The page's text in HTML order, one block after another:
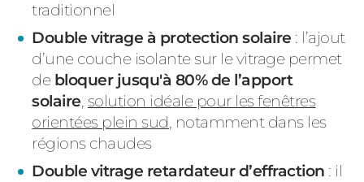
traditionnel
Double vitrage à protection solaire : l’ajout
d’une couche isolante sur le vitrage permet
debloquer jusqu'à 80% de l’apport
solaire, solution idéale pour les fenêtres
orientées plein sud, notamment dans les
régions chaudes
Double vitrage retardateur d’effraction : il